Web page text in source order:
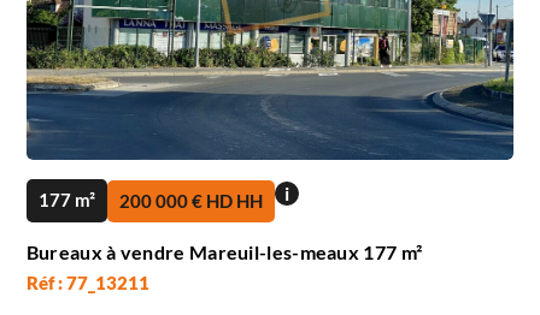
177 m² 200 000 € HD HH i
Bureaux à vendre Mareuil-les-meaux 177 m²
Réf : 77_13211